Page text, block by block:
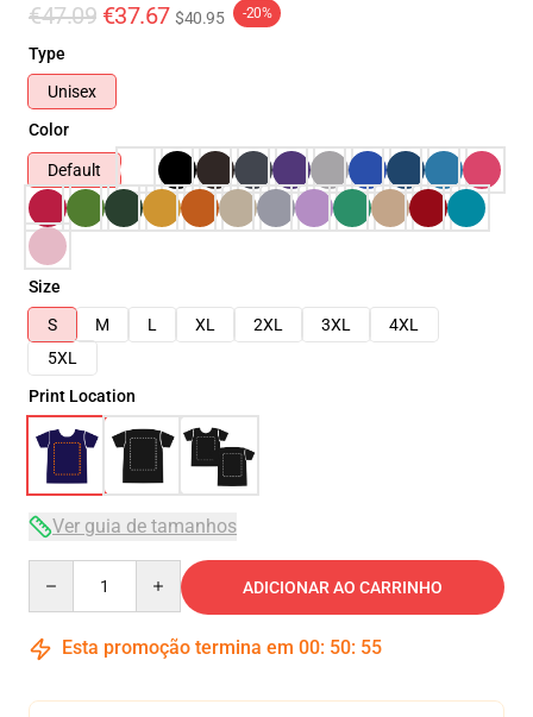
€47.09 €37.67 $40.95 -20%
Type
Unisex
Color
Default
Size
S
M L XL 2XL 3XL
4XL
5XL
Print Location
Ver guia de tamanhos
ADICIONAR AO CARRINHO
Esta promoção termina em 00: 50: 54